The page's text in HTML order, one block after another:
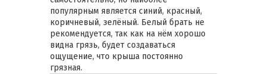
популярным является синий, красный,
коричневый, зелёный. Белый брать не
рекомендуется, так как на нём хорошо
видна грязь, будет создаваться
ощущение, что крыша постоянно
грязная.